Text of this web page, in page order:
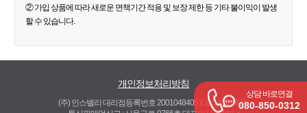
상담 바로연결
080-850-0312
② 가입 상품에 따라 새로운 면책기간 적용 및 보장 제한 등 기타 불이익이 발생
할 수 있습니다.
개인정보처리방침
(주) 인스밸리 대리점등록번호 2001048405 (대리점등록증)